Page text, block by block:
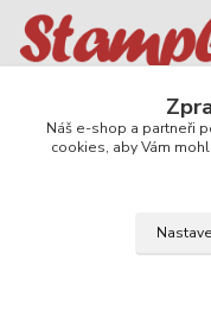
Náš e-shop a partneři
cookies, aby Vám